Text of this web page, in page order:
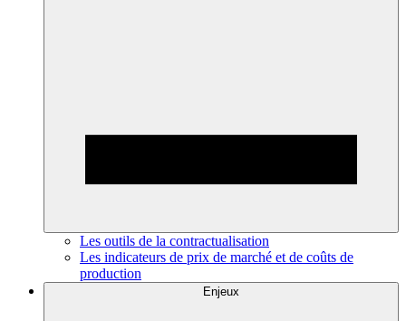
Les outils de la contractualisation
Les indicateurs de prix de marché et de coûts de
production
Enjeux